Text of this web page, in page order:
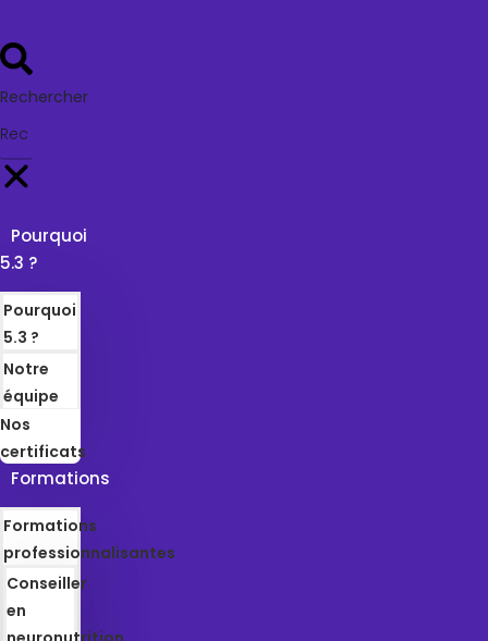
Rechercher
Pourquoi
5.3 ?
Pourquoi
5.3 ?
Notre
équipe
Nos
certificats
Formations
Formations
professionnalisantes
Conseiller
en